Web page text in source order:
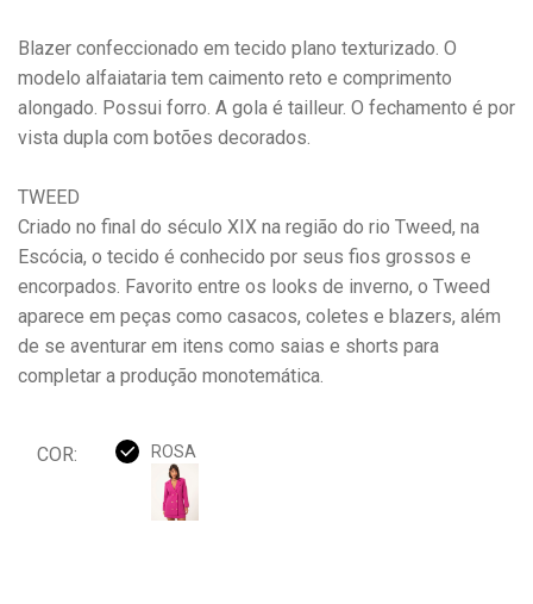
Blazer confeccionado em tecido plano texturizado. O
modelo alfaiataria tem caimento reto e comprimento
alongado. Possui forro. A gola é tailleur. O fechamento é por
vista dupla com botões decorados.
TWEED
Criado no final do século XIX na região do rio Tweed, na
Escócia, o tecido é conhecido por seus fios grossos e
encorpados. Favorito entre os looks de inverno, o Tweed
aparece em peças como casacos, coletes e blazers, além
de se aventurar em itens como saias e shorts para
completar a produção monotemática.
COR: ROSA